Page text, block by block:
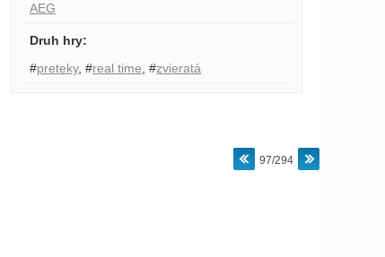
AEG
Druh hry:
#preteky,#real time ,#zvieratá
97/294